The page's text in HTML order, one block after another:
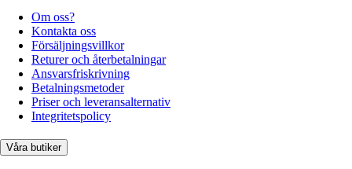
Om oss?
Kontakta oss
Försäljningsvillkor
Returer och återbetalningar
Ansvarsfriskrivning
Betalningsmetoder
Priser och leveransalternativ
Integritetspolicy
Våra butiker